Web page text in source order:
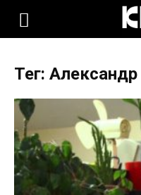
KLOOP.KG
Новости
Тег: Александр